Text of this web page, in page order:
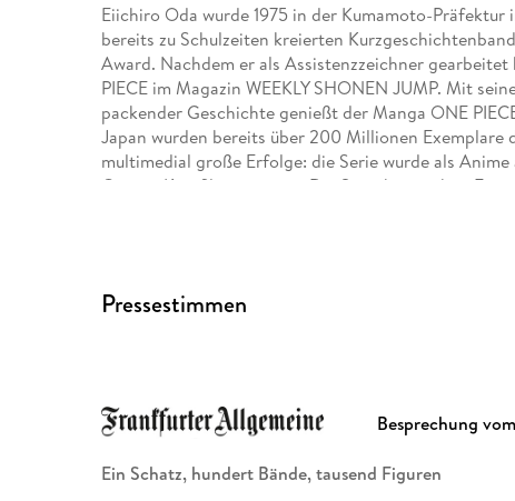
Eiichiro Oda wurde 1975 in der Kumamoto-Präfektur
bereits zu Schulzeiten kreierten
Award. Nachdem er als Assistenzzeichner
PIECE im Magazin WEEKLY SHONEN JUMP. Mit
packender Geschichte genießt der Manga ONE
Japan wurden bereits über 200 Millionen Exemplare
multimedial große Erfolge: die Serie wurde als
Games, Kinofilmen u. v. m. Die Serie hat auch in
Pressestimmen
Besprechung
Ein Schatz, hundert Bände, tausend Figuren